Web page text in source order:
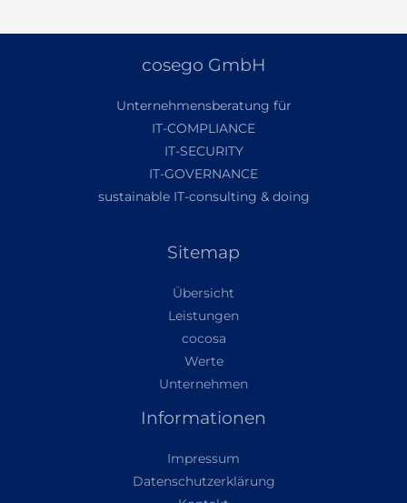
cosego GmbH
Unternehmensberatung für
IT-COMPLIANCE
IT-SECURITY
IT-GOVERNANCE
sustainable IT-consulting & doing
Sitemap
Übersicht
Leistungen
cocosa
Werte
Unternehmen
Informationen
Impressum
Datenschutzerklärung